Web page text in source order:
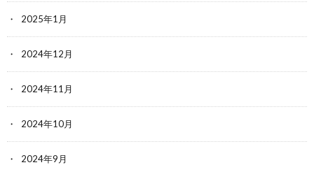
2025年1月
2024年12月
2024年11月
2024年10月
2024年9月